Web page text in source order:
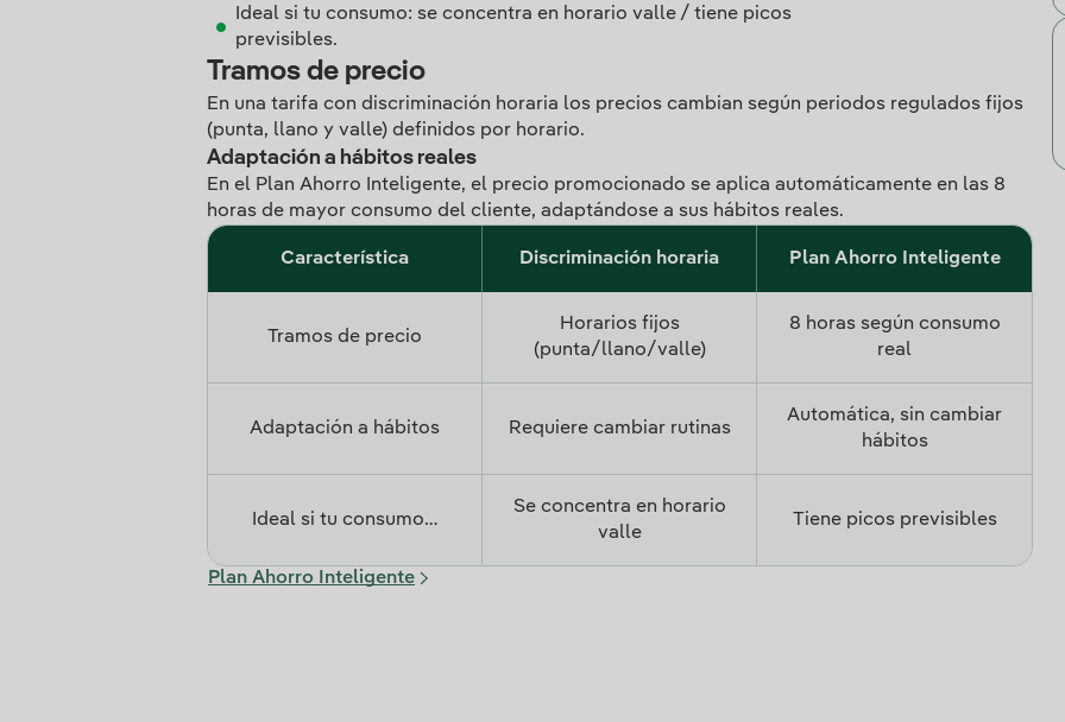
Ideal si tu consumo: se concentra en horario valle / tiene picos
previsibles.
Tramos de precio
En una tarifa con discriminación horaria los precios cambian según periodos regulados fijos
(punta, llano y valle) definidos por horario.
Adaptación a hábitos reales
En el Plan Ahorro Inteligente, el precio promocionado se aplica automáticamente en las 8
horas de mayor consumo del cliente, adaptándose a sus hábitos reales.
Característica Discriminación horaria Plan Ahorro Inteligente
Tramos de precio
Horarios fijos
(punta/llano/valle)
8 horas según consumo
real
Adaptación a hábitos Requiere cambiar rutinas
Automática, sin cambiar
hábitos
Ideal si tu consumo…
Se concentra en horario
valle
Tiene picos previsibles
Plan Ahorro Inteligente